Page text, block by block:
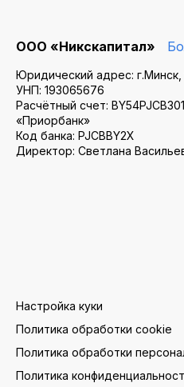
ООО «Никскапитал»
Юридический адрес: г.Минск,
УНП: 193065676
Расчётный счет:
«Приорбанк»
Код банка: PJCBBY2X
Директор: Светлана
Настройка куки
Политика обработки cookie
Политика обработки
Политика